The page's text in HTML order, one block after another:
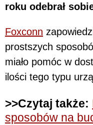
roku odebrał
Foxconn
prostszych
miało pomóc w
ilości tego typu
>>Czytaj także:
sposobów na